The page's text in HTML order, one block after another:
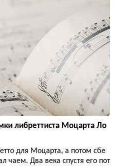
либреттиста Моцарта Ло
для Моцарта, а потом сбе
чаем. Два века спустя его пот